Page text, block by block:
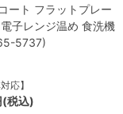
ート フラットプレー
子レンジ温め 食洗機
5737)
応】
税込)